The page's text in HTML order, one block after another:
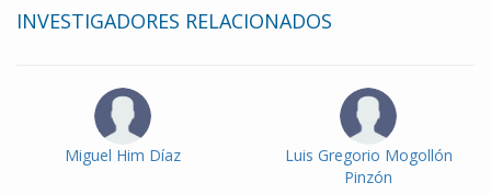
INVESTIGADORES RELACIONADOS
Miguel Him Díaz
Luis Gregorio Mogollón
Pinzón